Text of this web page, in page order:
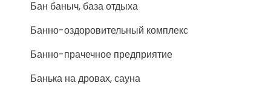
Бан баныч, база отдыха
Банно-оздоровительный комплекс
Банно-прачечное предприятие
Банька на дровах, сауна